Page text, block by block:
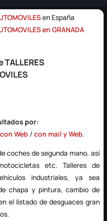
en España
en GRANADA
por:
con Web / con mail y Web.
coches de segunda mano, así
etc. Talleres de
industriales, ya sea
chapa y pintura, cambio de
el listado dedesguaces gran